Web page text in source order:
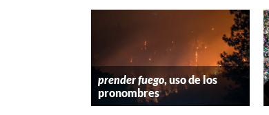
prender fuego, uso de los
pronombres